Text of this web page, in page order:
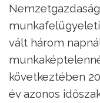
vált három
következtében
év azonos